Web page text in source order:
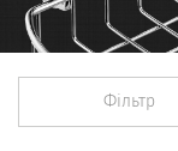
Фільтр